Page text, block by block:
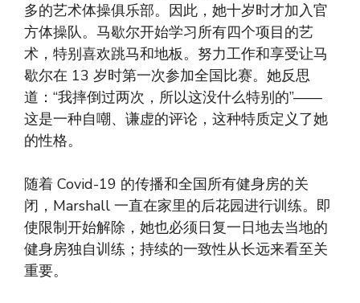
多的艺术体操俱乐部。因此，她十岁时才加入官
方体操队。马歇尔开始学习所有四个项目的艺
术，特别喜欢跳马和地板。努力工作和享受让马
歇尔在 13 岁时第一次参加全国比赛。她反思
道：“我摔倒过两次，所以这没什么特别的”——
这是一种自嘲、谦虚的评论，这种特质定义了她
的性格。
随着 Covid-19 的传播和全国所有健身房的关
闭，Marshall 一直在家里的后花园进行训练。即
使限制开始解除，她也必须日复一日地去当地的
健身房独自训练；持续的一致性从长远来看至关
重要。